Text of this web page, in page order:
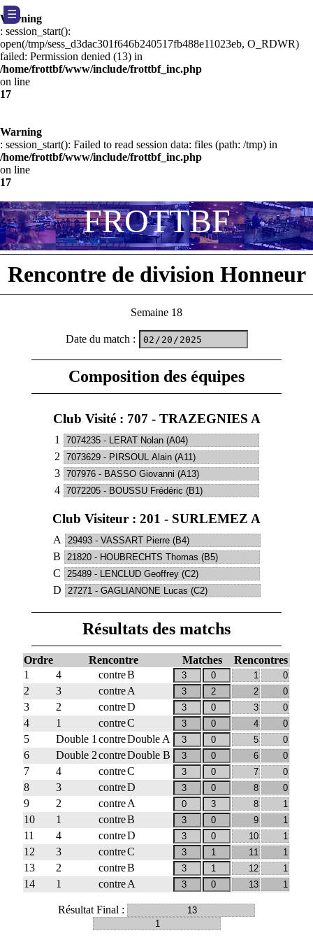
Warning
: session_start():
open(/tmp/sess_d3dac301f646b240517fb488e11023eb, O_RDWR)
failed: Permission denied (13) in
/home/frottbf/www/include/frottbf_inc.php
on line
17
Warning
: session_start(): Failed to read session data: files (path: /tmp) in
/home/frottbf/www/include/frottbf_inc.php
on line
17
FROTTBF
☰
Rencontre de division Honneur
Semaine 18
Date du match :
Composition des équipes
Club Visité : 707 - TRAZEGNIES A
1
2
3
4
Club Visiteur : 201 - SURLEMEZ A
A
B
C
D
Résultats des matchs
Ordre Rencontre Matches
Rencontres
1
4 contreB
2
3 contreA
3
2 contreD
4
1 contreC
5
Double 1 contreDouble A
6
Double 2contreDouble B
7
4 contreC
8
3 contreD
9
2 contreA
10
1 contreB
11
4 contreD
12
3 contreC
13
2 contreB
14
1 contreA
Résultat Final :